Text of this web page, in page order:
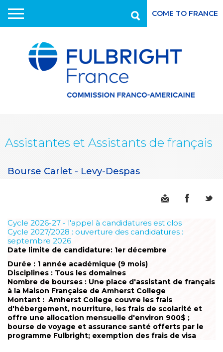
contenu
Recherche
COME TO FRANCE
Assistantes et Assistants de français
Bourse Carlet - Levy-Despas
Cycle 2026-27 - l'appel à candidatures est clos
Cycle 2027/2028 : ouverture des candidatures :
septembre 2026
Date limite de candidature: 1er décembre
Durée : 1 année académique (9 mois)
Disciplines : Tous les domaines
Nombre de bourses : Une place d'assistant de français
à la Maison Française de Amherst College
Montant : Amherst College couvre les frais
d'hébergement, nourriture, les frais de scolarité et
offre une allocation mensuelle d'environ 900$ ;
bourse de voyage et assurance santé offerts par le
programme Fulbright; exemption des frais de visa